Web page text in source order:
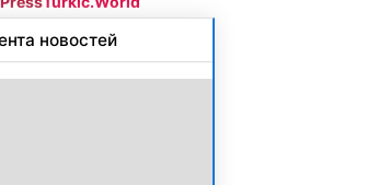
новостей